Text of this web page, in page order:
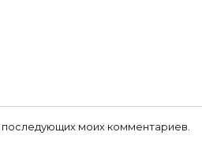
последующих моих комментариев.